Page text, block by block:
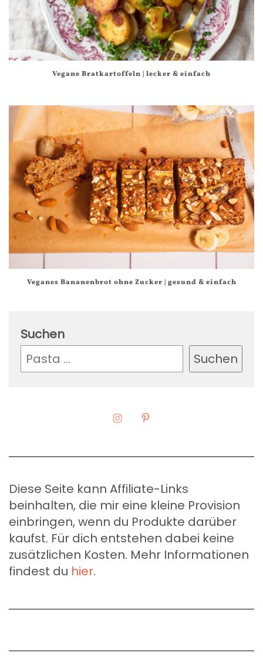
Vegane Bratkartoffeln | lecker & einfach
Veganes Bananenbrot ohne Zucker | gesund & einfach
Suchen
Suchen
Diese Seite kann Affiliate-Links
beinhalten, die mir eine kleine Provision
einbringen, wenn du Produkte darüber
kaufst. Für dich entstehen dabei keine
zusätzlichen Kosten. Mehr Informationen
findest du hier.